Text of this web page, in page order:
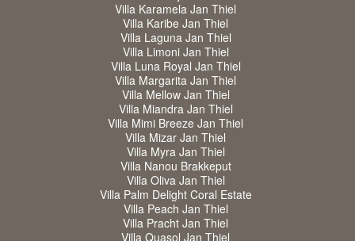
Villa Karamela Jan Thiel
Villa Karibe Jan Thiel
Villa Laguna Jan Thiel
Villa Limoni Jan Thiel
Villa Luna Royal Jan Thiel
Villa Margarita Jan Thiel
Villa Mellow Jan Thiel
Villa Miandra Jan Thiel
Villa Mimi Breeze Jan Thiel
Villa Mizar Jan Thiel
Villa Myra Jan Thiel
Villa Nanou Brakkeput
Villa Oliva Jan Thiel
Villa Palm Delight Coral Estate
Villa Peach Jan Thiel
Villa Pracht Jan Thiel
Villa Quasol Jan Thiel